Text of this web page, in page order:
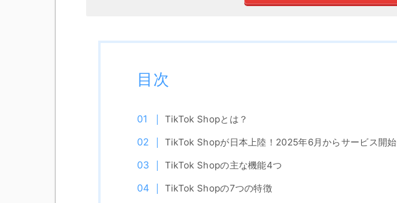
目次
TikTok Shopとは？
TikTok Shopが日本上陸！2025年6月からサービス開始
TikTok Shopの主な機能4つ
TikTok Shopの7つの特徴